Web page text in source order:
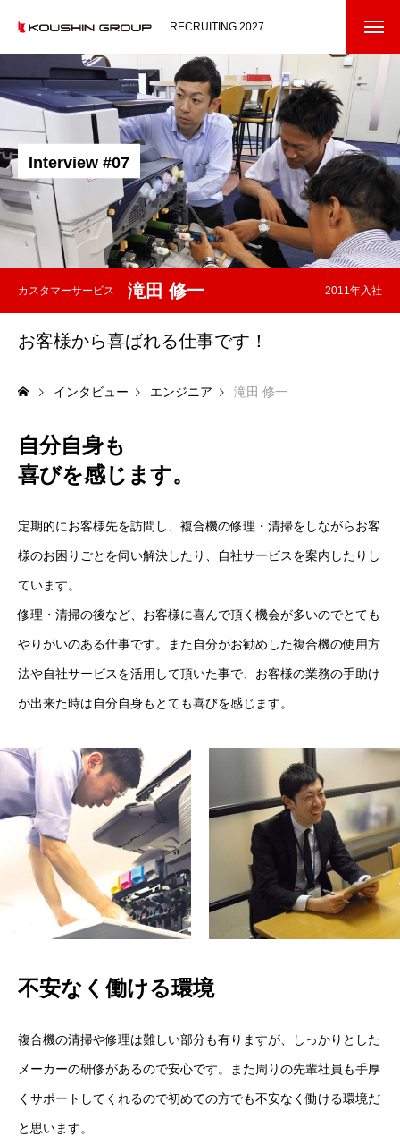
RECRUITING 2027
コウシンについて ABOUT US
メッセージ
オフィスコンシェルジェ
事業ドメイン
私たちの仕事 OUR WORKS
コンサルティングセールス
エンジニア
バックオフィス
先輩社員インタビュー
法人営業
オフィスデザイン
カスタマーサービス
バックオフィス
オフィスツアー
会社概要
社名の由来
会社沿革
企業使命・理念
採用情報 RECRUIT INFO.
会社説明会・採用エントリー CONTACT US
Interview #07
カスタマーサービス 滝田 修一 2011年入社
お客様から喜ばれる仕事です！
インタビュー エンジニア 滝田 修一
自分自身も
喜びを感じます。
定期的にお客様先を訪問し、複合機の修理・清掃をしながらお客
様のお困りごとを伺い解決したり、自社サービスを案内したりし
ています。
修理・清掃の後など、お客様に喜んで頂く機会が多いのでとても
やりがいのある仕事です。また自分がお勧めした複合機の使用方
法や自社サービスを活用して頂いた事で、お客様の業務の手助け
が出来た時は自分自身もとても喜びを感じます。
不安なく働ける環境
複合機の清掃や修理は難しい部分も有りますが、しっかりとした
メーカーの研修があるので安心です。また周りの先輩社員も手厚
くサポートしてくれるので初めての方でも不安なく働ける環境だ
と思います。